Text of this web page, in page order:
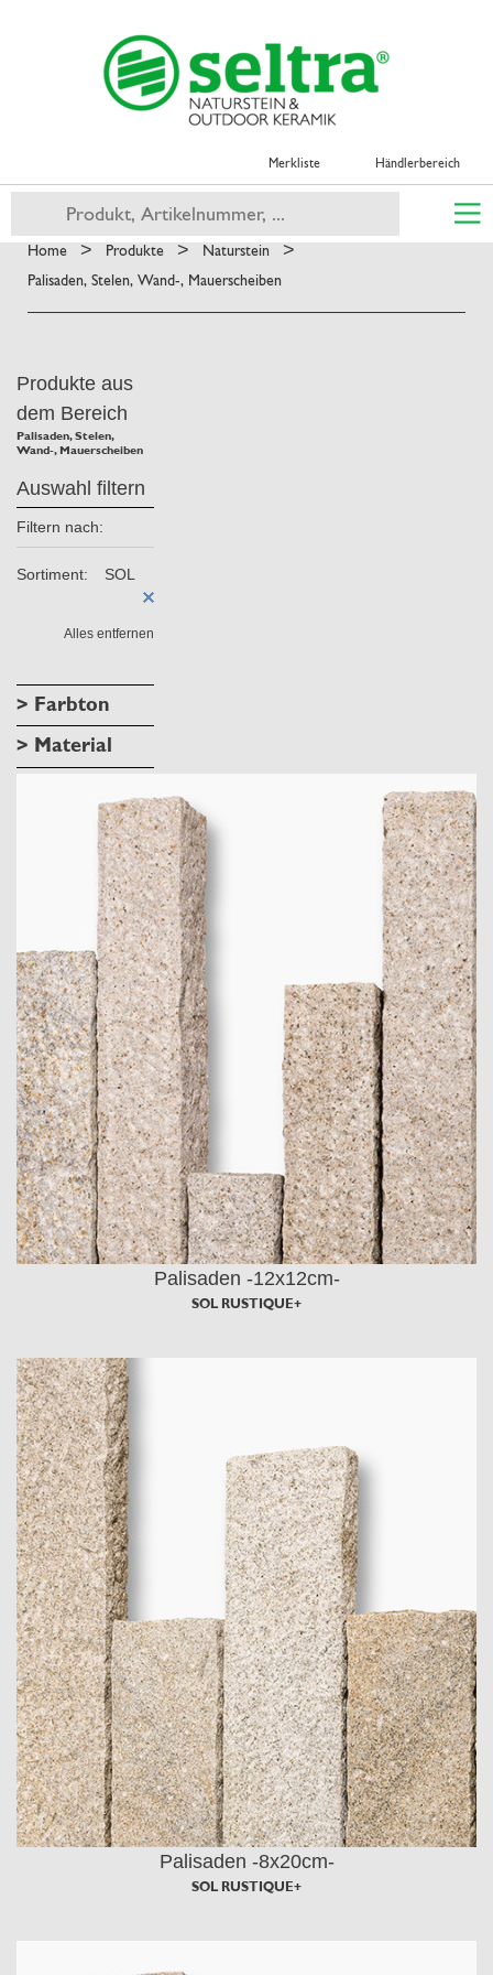
Merkliste Händlerbereich
Home > Produkte > Naturstein >
Palisaden, Stelen, Wand-, Mauerscheiben
Produkte aus
dem Bereich
Palisaden, Stelen,
Wand-, Mauerscheiben
Auswahl filtern
Filtern nach:
Sortiment: SOL
Alles entfernen
> Farbton
> Material
Palisaden -12x12cm-
SOL RUSTIQUE+
Palisaden -8x20cm-
SOL RUSTIQUE+